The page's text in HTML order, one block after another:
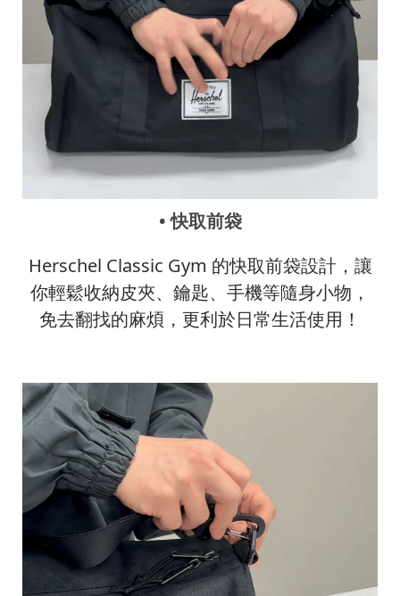
• 快取前袋
Herschel Classic Gym 的快取前袋設計，讓
你輕鬆收納皮夾、鑰匙、手機等隨身小物，
免去翻找的麻煩，更利於日常生活使用！